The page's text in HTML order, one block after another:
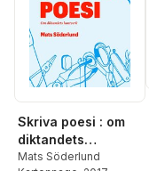
Skriva poesi : om
diktandets
hantverk
Mats Söderlund